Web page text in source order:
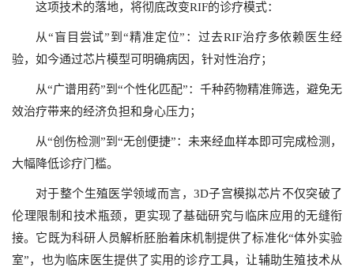
这项技术的落地，将彻底改变RIF的诊疗模式：
从“盲目尝试”到“精准定位”：过去RIF治疗多依赖医生经
验，如今通过芯片模型可明确病因，针对性治疗；
从“广谱用药”到“个性化匹配”：千种药物精准筛选，避免无
效治疗带来的经济负担和身心压力；
从“创伤检测”到“无创便捷”：未来经血样本即可完成检测，
大幅降低诊疗门槛。
对于整个生殖医学领域而言，3D子宫模拟芯片不仅突破了
伦理限制和技术瓶颈，更实现了基础研究与临床应用的无缝衔
接。它既为科研人员解析胚胎着床机制提供了标准化“体外实验
室”，也为临床医生提供了实用的诊疗工具，让辅助生殖技术从